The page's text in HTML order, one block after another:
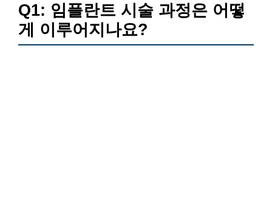
Q1: 임플란트 시술 과정은 어떻
게 이루어지나요?